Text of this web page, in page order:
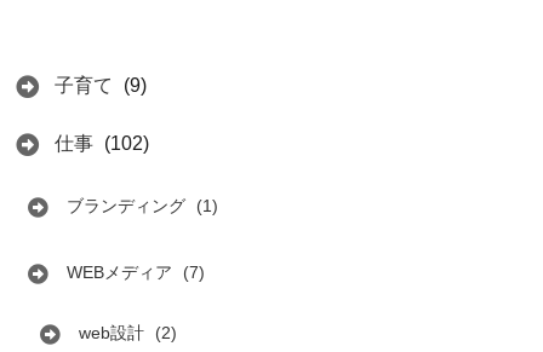
子育て (9)
仕事 (102)
ブランディング (1)
WEBメディア (7)
web設計 (2)